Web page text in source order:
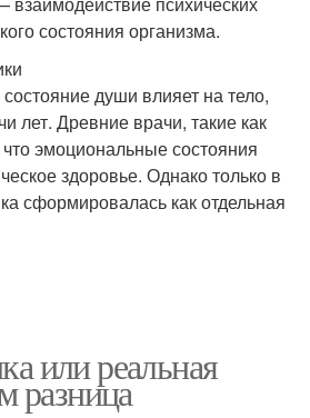
состояния организма.
души влияет на тело,
лет. Древние врачи, такие как
эмоциональные состояния
здоровье. Однако только в
сформировалась как отдельная
или реальная
разница